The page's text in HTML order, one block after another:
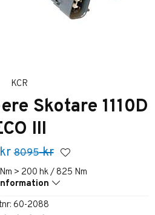
KCR
Skotare 1110D
III
8095kr
kr
> 200 hk / 825 Nm
60-2088